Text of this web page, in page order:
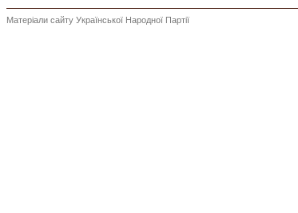
Матеріали сайту Української Народної Партії